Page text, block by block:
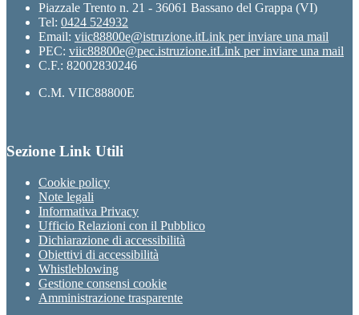
Piazzale Trento n. 21 - 36061 Bassano del Grappa (VI)
Tel: 0424 524932
Email: viic88800e@istruzione.itLink per inviare una mail
PEC: viic88800e@pec.istruzione.itLink per inviare una mail
C.F.: 82002830246
C.M. VIIC88800E
Sezione Link Utili
Cookie policy
Note legali
Informativa Privacy
Ufficio Relazioni con il Pubblico
Dichiarazione di accessibilità
Obiettivi di accessibilità
Whistleblowing
Gestione consensi cookie
Amministrazione trasparente